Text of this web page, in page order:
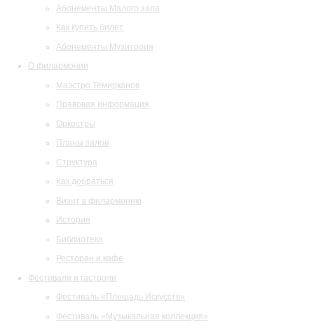
Абонементы Малого зала
Как купить билет
Абонементы Музитория
О филармонии
Маэстро Темирканов
Правовая информация
Оркестры
Планы залов
Структура
Как добраться
Визит в филармонию
История
Библиотека
Ресторан и кафе
Фестивали и гастроли
Фестиваль «Площадь Искусств»
Фестиваль «Музыкальная коллекция»